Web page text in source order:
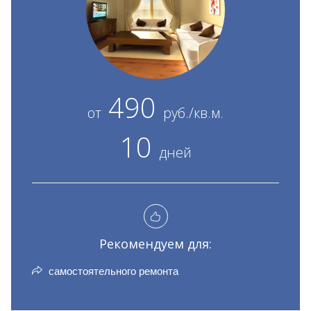
от 490 руб./кв.м.
10 дней
Рекомендуем для:
самостоятельного ремонта